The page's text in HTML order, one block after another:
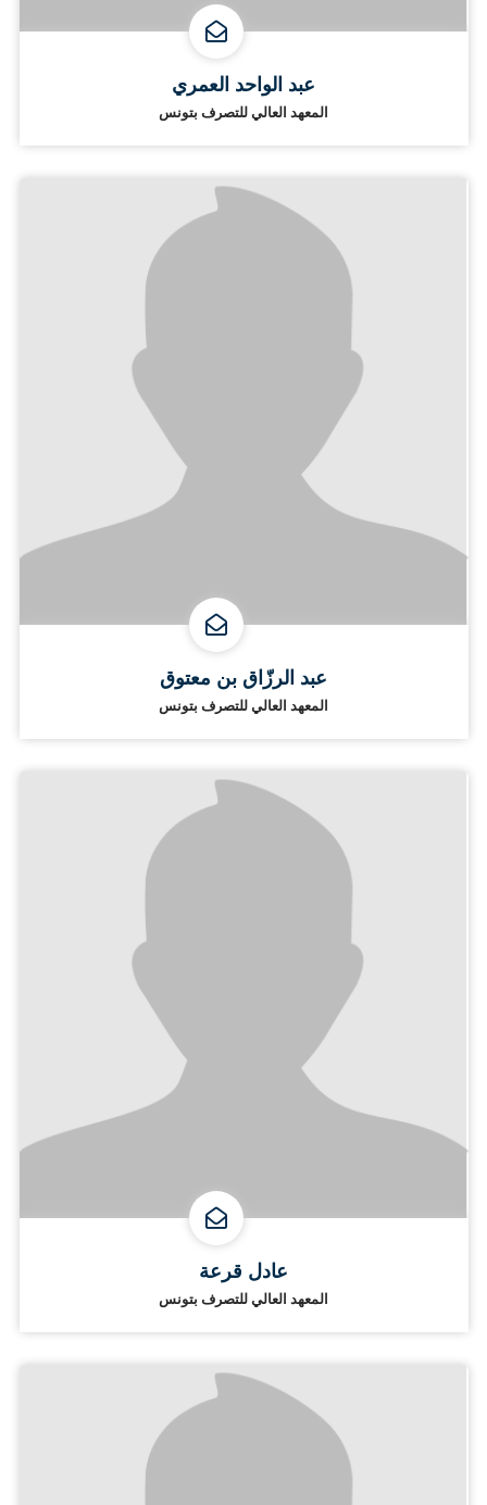
عبد الواحد العمري
المعهد العالي للتصرف بتونس
عبد الرزّاق بن معتوق
المعهد العالي للتصرف بتونس
عادل قرعة
المعهد العالي للتصرف بتونس